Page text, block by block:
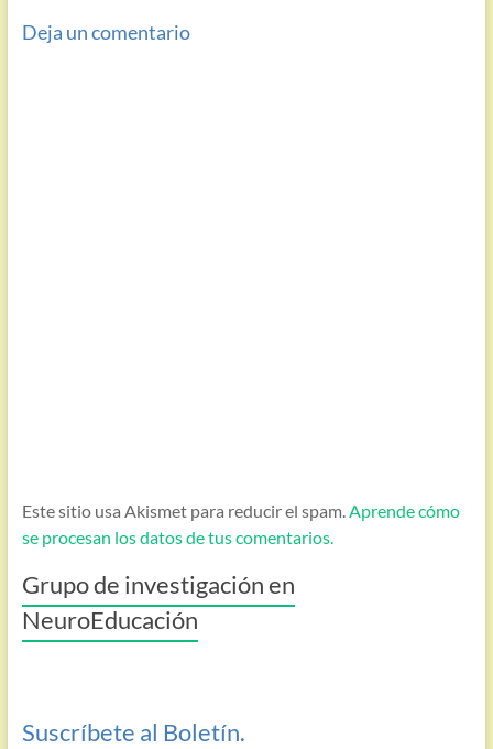
Deja un comentario
Este sitio usa Akismet para reducir el spam.Aprende cómo
se procesan los datos de tus comentarios.
Grupo de investigación en
NeuroEducación
Suscríbete al Boletín.